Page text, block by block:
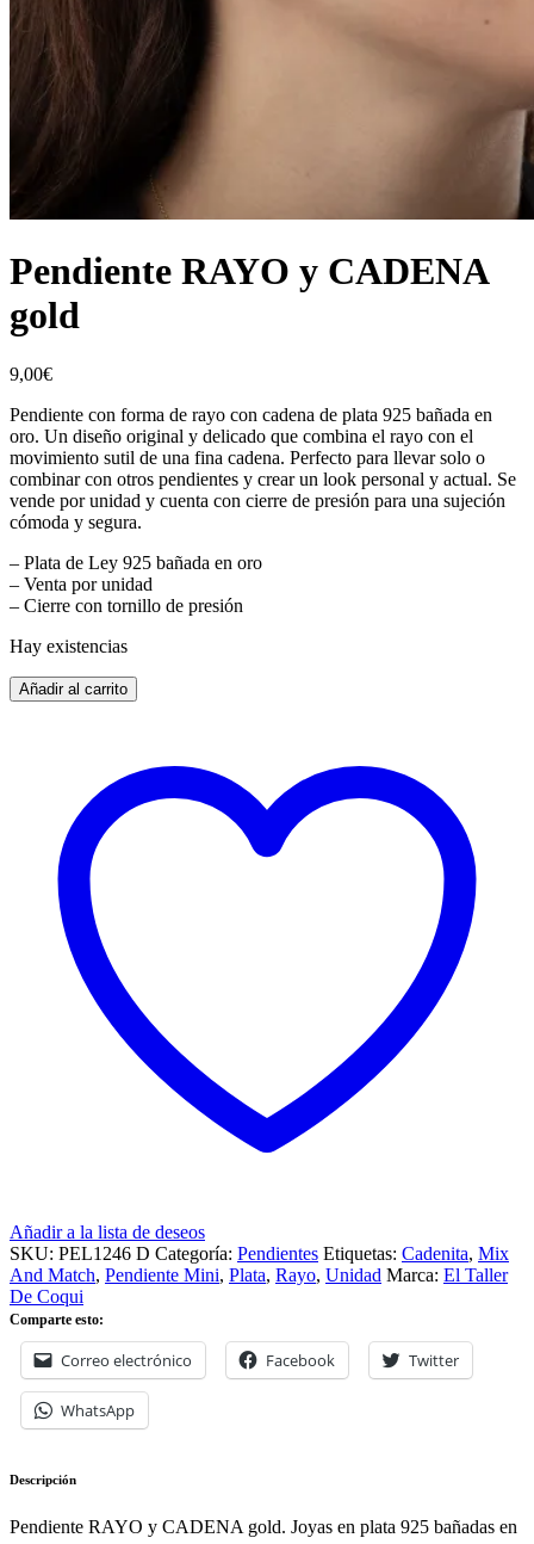
Pendiente RAYO y CADENA
gold
9,00€
Pendiente con forma de rayo con cadena de plata 925 bañada en
oro. Un diseño original y delicado que combina el rayo con el
movimiento sutil de una fina cadena. Perfecto para llevar solo o
combinar con otros pendientes y crear un look personal y actual. Se
vende por unidad y cuenta con cierre de presión para una sujeción
cómoda y segura.
– Plata de Ley 925 bañada en oro
– Venta por unidad
– Cierre con tornillo de presión
Hay existencias
Añadir al carrito
Añadir a la lista de deseos
SKU: PEL1246 D Categoría: Pendientes Etiquetas: Cadenita, Mix
And Match, Pendiente Mini, Plata, Rayo, Unidad Marca: El Taller
De Coqui
Comparte esto:
Correo electrónico Facebook Twitter
WhatsApp
Descripción
Pendiente RAYO y CADENA gold. Joyas en plata 925 bañadas en